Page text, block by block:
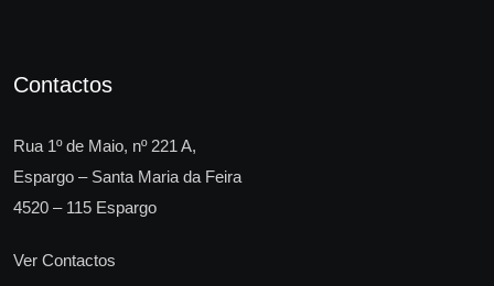
Contactos
Rua 1º de Maio, nº 221 A,
Espargo – Santa Maria da Feira
4520 – 115 Espargo
Ver Contactos